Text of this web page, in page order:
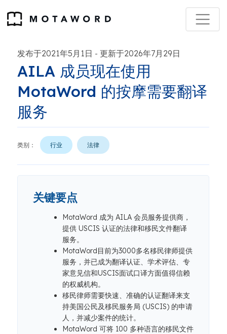
发布于2021年5月1日 - 更新于2026年7月29日
AILA 成员现在使用
MotaWord 的按摩需要翻译
服务
类别： 行业 法律
关键要点
MotaWord 成为 AILA 会员服务提供商，
提供 USCIS 认证的法律和移民文件翻译
服务。
MotaWord目前为3000多名移民律师提供
服务，并已成为翻译认证、学术评估、专
家意见信和USCIS面试口译方面值得信赖
的权威机构。
移民律师需要快速、准确的认证翻译来支
持美国公民及移民服务局 (USCIS) 的申请
人，并减少案件的统计。
MotaWord 可将 100 多种语言的移民文件